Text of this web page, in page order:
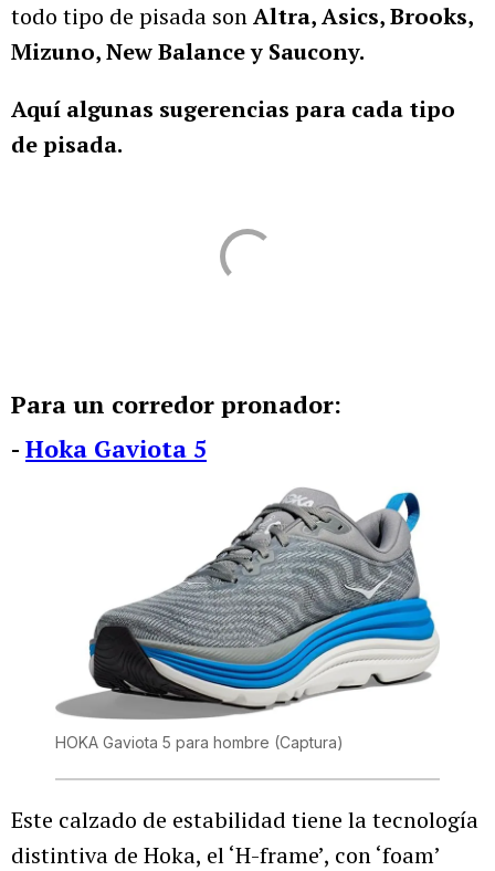
todo tipo de pisada sonAltra, Asics, Brooks,
Mizuno, New Balance y Saucony.
Aquí algunas sugerencias para cada tipo
de pisada.
Para un corredor pronador:
- Hoka Gaviota 5
HOKA Gaviota 5 para hombre (Captura)
Este calzado de estabilidad tiene la tecnología
distintiva de Hoka, el ‘H-frame’, con ‘foam’